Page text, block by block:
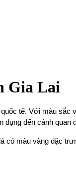
Gia Lai
tế. Với màu sắc
đến cảnh quan
có màu vàng đặc